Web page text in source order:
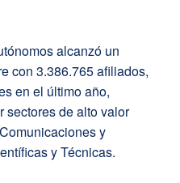
alcanzó un
con 3.386.765 afiliados,
en el último año,
sectores de alto valor
y
y Técnicas.